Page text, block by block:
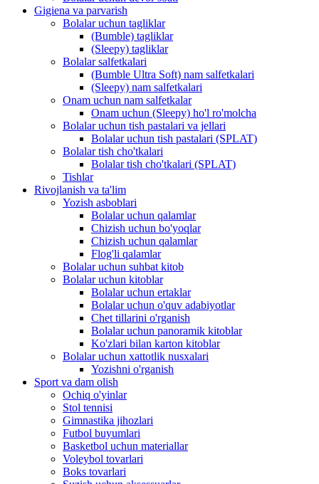
Gigiena va parvarish
Bolalar uchun tagliklar
(Bumble) tagliklar
(Sleepy) tagliklar
Bolalar salfetkalari
(Bumble Ultra Soft) nam salfetkalari
(Sleepy) nam salfetkalari
Onam uchun nam salfetkalar
Onam uchun (Sleepy) ho'l ro'molcha
Bolalar uchun tish pastalari va jellari
Bolalar uchun tish pastalari (SPLAT)
Bolalar tish cho'tkalari
Bolalar tish cho'tkalari (SPLAT)
Tishlar
Rivojlanish va ta'lim
Yozish asboblari
Bolalar uchun qalamlar
Chizish uchun bo'yoqlar
Chizish uchun qalamlar
Flog'li qalamlar
Bolalar uchun suhbat kitob
Bolalar uchun kitoblar
Bolalar uchun ertaklar
Bolalar uchun o'quv adabiyotlar
Chet tillarini o'rganish
Bolalar uchun panoramik kitoblar
Ko'zlari bilan karton kitoblar
Bolalar uchun xattotlik nusxalari
Yozishni o'rganish
Sport va dam olish
Ochiq o'yinlar
Stol tennisi
Gimnastika jihozlari
Futbol buyumlari
Basketbol uchun materiallar
Voleybol tovarlari
Boks tovarlari